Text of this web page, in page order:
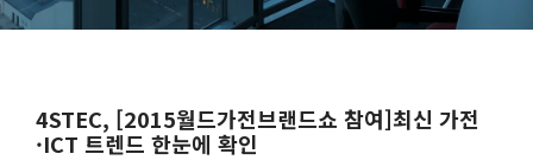
4STEC, [2015월드가전브랜드쇼 참여]최신 가전
·ICT 트렌드 한눈에 확인